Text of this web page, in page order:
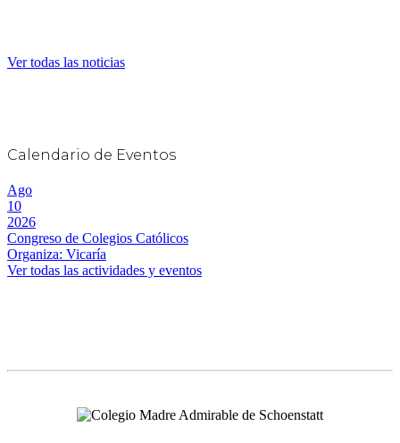
Ver todas las noticias
Calendario de Eventos
Ago
10
2026
Congreso de Colegios Católicos
Organiza: Vicaría
Ver todas las actividades y eventos